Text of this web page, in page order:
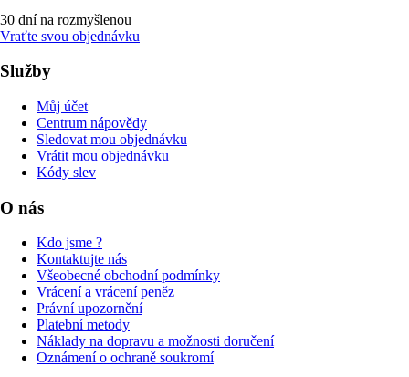
30 dní na rozmyšlenou
Vraťte svou objednávku
Služby
Můj účet
Centrum nápovědy
Sledovat mou objednávku
Vrátit mou objednávku
Kódy slev
O nás
Kdo jsme ?
Kontaktujte nás
Všeobecné obchodní podmínky
Vrácení a vrácení peněz
Právní upozornění
Platební metody
Náklady na dopravu a možnosti doručení
Oznámení o ochraně soukromí